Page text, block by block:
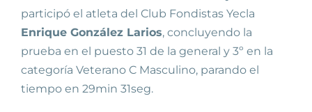
participó el atleta del Club Fondistas Yecla
Enrique González Larios, concluyendo la
prueba en el puesto 31 de la general y 3º en la
categoría Veterano C Masculino, parando el
tiempo en 29min 31seg.